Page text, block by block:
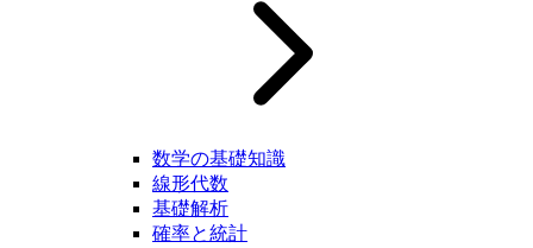
数学の基礎知識
線形代数
基礎解析
確率と統計